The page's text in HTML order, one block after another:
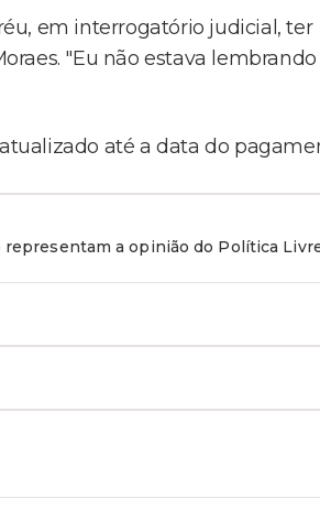
em interrogatório judicial, ter
"Eu não estava lembrando
até a data do
a opinião do Política